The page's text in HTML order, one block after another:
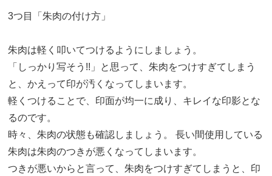
3つ目「朱肉の付け方」
朱肉は軽く叩いてつけるようにしましょう。
「しっかり写そう!!」と思って、朱肉をつけすぎてしまう
と、かえって印が汚くなってしまいます。
軽くつけることで、印面が均一に成り、キレイな印影とな
るのです。
時々、朱肉の状態も確認しましょう。 長い間使用している
朱肉は朱肉のつきが悪くなってしまいます。
つきが悪いからと言って、朱肉をつけすぎてしまうと、印